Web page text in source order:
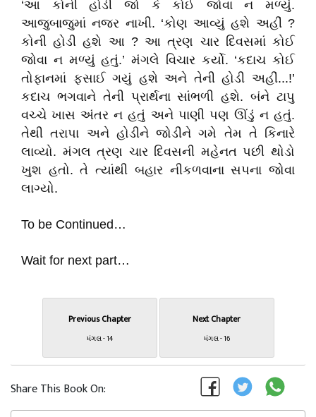
‘આ કોની હોડી જો કે કોઈ જોવા ન મળ્યું.
આજુબાજુમાં નજર નાખી. ‘કોણ આવ્યું હશે અહીં ?
કોની હોડી હશે આ ? આ ત્રણ ચાર દિવસમાં કોઈ
જોવા ન મળ્યું હતું.’ મંગલે વિચાર કર્યો. ‘કદાચ કોઈ
તોફાનમાં ફસાઈ ગયું હશે અને તેની હોડી અહીં...!’
કદાચ ભગવાને તેની પ્રાર્થના સાંભળી હશે. બંને ટાપુ
વચ્ચે ખાસ અંતર ન હતું અને પાણી પણ ઊંડું ન હતું.
તેથી તરાપા અને હોડીને જોડીને ગમે તેમ તે કિનારે
લાવ્યો. મંગલ ત્રણ ચાર દિવસની મહેનત પછી થોડો
ખુશ હતો. તે ત્યાંથી બહાર નીકળવાના સપના જોવા
લાગ્યો.
To be Continued…
Wait for next part…
Previous Chapter
મંગલ - 14
Next Chapter
મંગલ - 16
Share This Book On: